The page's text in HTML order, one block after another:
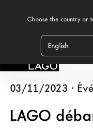
Produits
Contract
NEWS/ LAGO
03/11/2023 ·
LAGO